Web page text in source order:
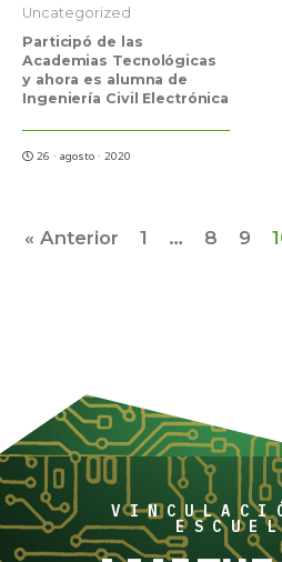
Uncategorized
Participó de las
Academias Tecnológicas
y ahora es alumna de
Ingeniería Civil Electrónica
26 · agosto · 2020
« Anterior 1 … 8 9